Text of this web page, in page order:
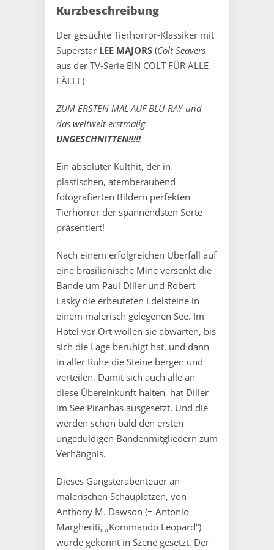
Kurzbeschreibung
Der gesuchte Tierhorror-Klassiker mit
Superstar LEE MAJORS (Colt Seavers
aus der TV-Serie EIN COLT FÜR ALLE
FÄLLE)
ZUM ERSTEN MAL AUF BLU-RAY und
das weltweit erstmalig
UNGESCHNITTEN!!!!!
Ein absoluter Kulthit, der in
plastischen, atemberaubend
fotografierten Bildern perfekten
Tierhorror der spannendsten Sorte
präsentiert!
Nach einem erfolgreichen Überfall auf
eine brasilianische Mine versenkt die
Bande um Paul Diller und Robert
Lasky die erbeuteten Edelsteine in
einem malerisch gelegenen See. Im
Hotel vor Ort wollen sie abwarten, bis
sich die Lage beruhigt hat, und dann
in aller Ruhe die Steine bergen und
verteilen. Damit sich auch alle an
diese Übereinkunft halten, hat Diller
im See Piranhas ausgesetzt. Und die
werden schon bald den ersten
ungeduldigen Bandenmitgliedern zum
Verhängnis.
Dieses Gangsterabenteuer an
malerischen Schauplätzen, von
Anthony M. Dawson (= Antonio
Margheriti, „Kommando Leopard“)
wurde gekonnt in Szene gesetzt. Der